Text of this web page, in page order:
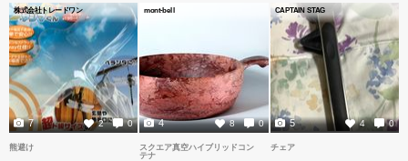
株式会社トレードワン
2 0
7
mont-bell
8 0
4
CAPTAIN STAG
4 0
5
熊避け
スクエア真空ハイブリッドコン
テナ
チェア